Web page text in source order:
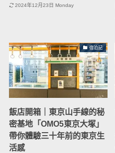
2024年12月23日 Monday
宿泊記
飯店開箱｜東京山手線的秘
密基地「OMO5東京大塚」
帶你體驗三十年前的東京生
活感